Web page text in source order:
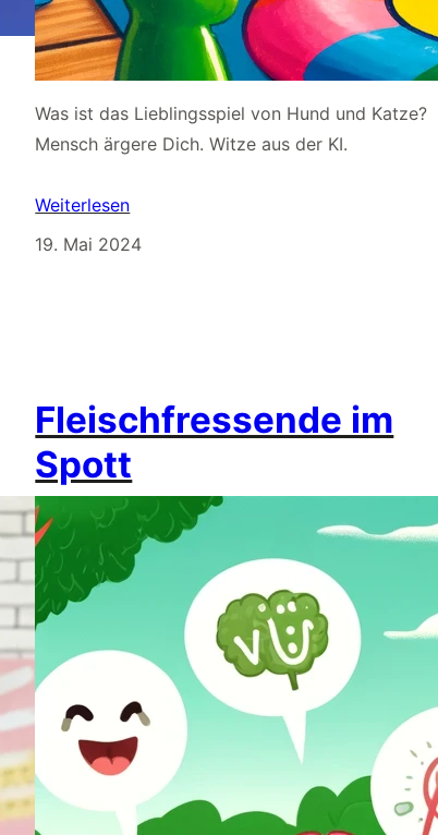
Was ist das Lieblingsspiel von Hund und Katze?
Mensch ärgere Dich. Witze aus der KI.
Weiterlesen
19. Mai 2024
Fleischfressende im
Spott